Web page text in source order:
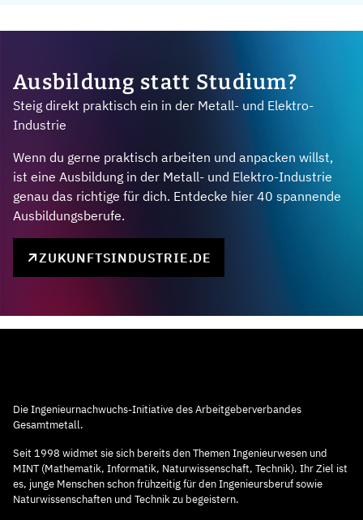
Ausbildung statt Studium?
Steig direkt praktisch ein in der Metall- und Elektro-
Industrie
Wenn du gerne praktisch arbeiten und anpacken willst,
ist eine Ausbildung in der Metall- und Elektro-Industrie
genau das richtige für dich. Entdecke hier 40 spannende
Ausbildungsberufe.
ZUKUNFTSINDUSTRIE.DE
Die Ingenieurnachwuchs-Initiative des Arbeitgeberverbandes
Gesamtmetall.
Seit 1998 widmet sie sich bereits den Themen Ingenieurwesen und
MINT (Mathematik, Informatik, Naturwissenschaft, Technik). Ihr Ziel ist
es, junge Menschen schon frühzeitig für den Ingenieursberuf sowie
Naturwissenschaften und Technik zu begeistern.